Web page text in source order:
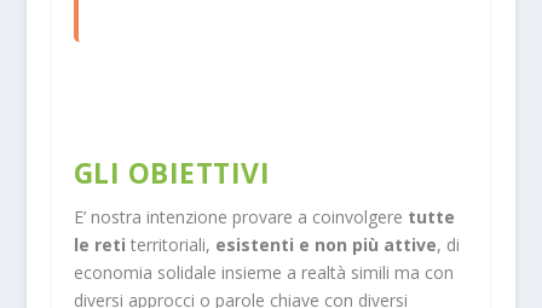
GLI OBIETTIVI
E’ nostra intenzione provare a coinvolgere tutte
le reti territoriali, esistenti e non più attive, di
economia solidale insieme a realtà simili ma con
diversi approcci o parole chiave con diversi